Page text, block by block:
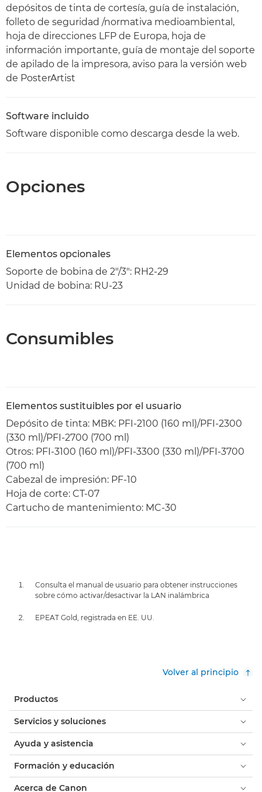
depósitos de tinta de cortesía, guía de instalación,
folleto de seguridad /normativa medioambiental,
hoja de direcciones LFP de Europa, hoja de
información importante, guía de montaje del soporte
de apilado de la impresora, aviso para la versión web
de PosterArtist
Software incluido
Software disponible como descarga desde la web.
Opciones
Elementos opcionales
Soporte de bobina de 2"/3": RH2-29
Unidad de bobina: RU-23
Consumibles
Elementos sustituibles por el usuario
Depósito de tinta: MBK: PFI-2100 (160 ml)/PFI-2300
(330 ml)/PFI-2700 (700 ml)
Otros: PFI-3100 (160 ml)/PFI-3300 (330 ml)/PFI-3700
(700 ml)
Cabezal de impresión: PF-10
Hoja de corte: CT-07
Cartucho de mantenimiento: MC-30
Consulta el manual de usuario para obtener instrucciones
sobre cómo activar/desactivar la LAN inalámbrica
EPEAT Gold, registrada en EE. UU.
Volver al principio
Productos
Servicios y soluciones
Ayuda y asistencia
Formación y educación
Acerca de Canon